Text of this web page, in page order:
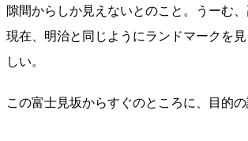
隙間からしか見えないとのこと。うーむ
現在、明治と同じようにランドマークを
しい。
この富士見坂からすぐのところに、目的の